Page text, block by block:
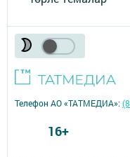
Телефон АО «ТАТМЕДИА»:
16+